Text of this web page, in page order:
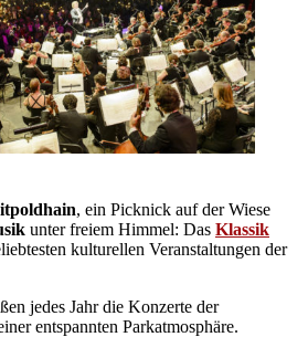
, ein Picknick auf der Wiese
unter freiem Himmel: Das Klassik
kulturellen Veranstaltungen der
jedes Jahr die Konzerte der
entspannten Parkatmosphäre.